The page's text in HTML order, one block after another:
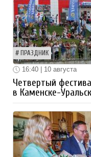
ПРАЗДНИК
16:40 | 10 августа
Четвертый
в Каменске-